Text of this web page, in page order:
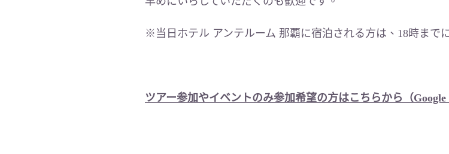
※当日ホテル アンテルーム 那覇に宿泊される方は、18時まで
ツアー参加やイベントのみ参加希望の方はこちらから（Google